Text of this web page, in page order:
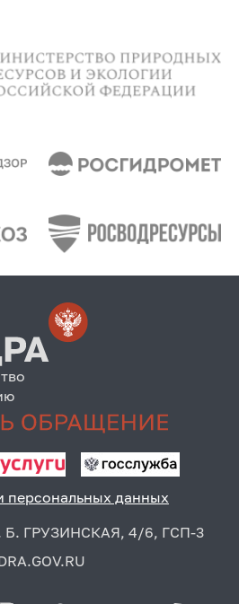
персональных данных
Б. ГРУЗИНСКАЯ, 4/6, ГСП-3